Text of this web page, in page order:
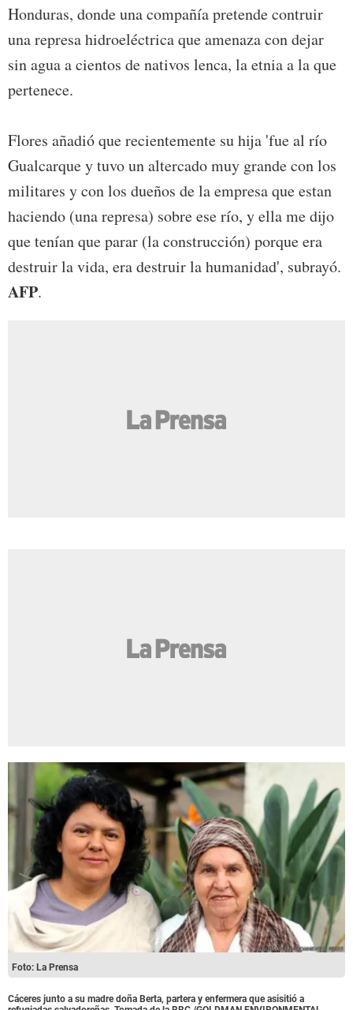
Honduras, donde una compañía pretende contruir
una represa hidroeléctrica que amenaza con dejar
sin agua a cientos de nativos lenca, la etnia a la que
pertenece.
Flores añadió que recientemente su hija 'fue al río
Gualcarque y tuvo un altercado muy grande con los
militares y con los dueños de la empresa que estan
haciendo (una represa) sobre ese río, y ella me dijo
que tenían que parar (la construcción) porque era
destruir la vida, era destruir la humanidad', subrayó.
AFP.
Foto: La Prensa
Cáceres junto a su madre doña Berta, partera y enfermera que asisitió a